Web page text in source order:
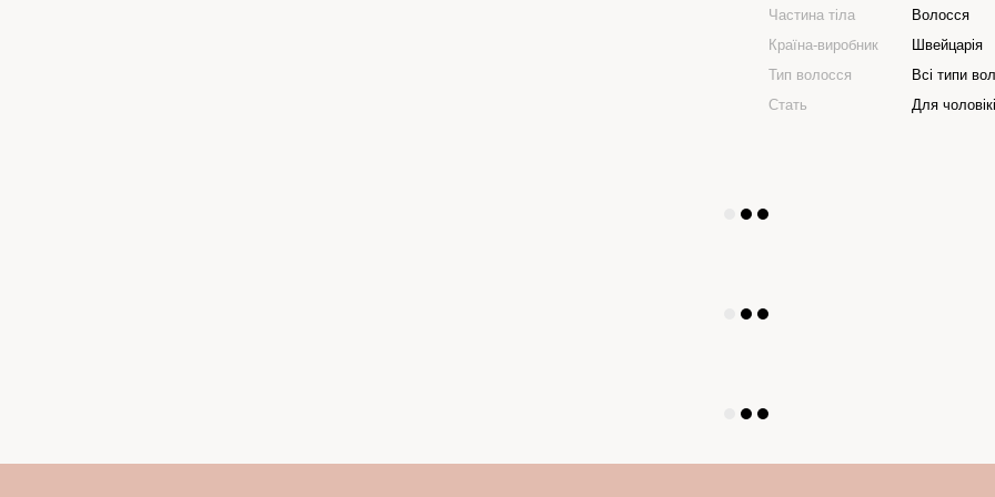
Частина тіла
Волосся
Країна-виробник
Швейцарія
Тип волосся
Всі типи
Стать
Для